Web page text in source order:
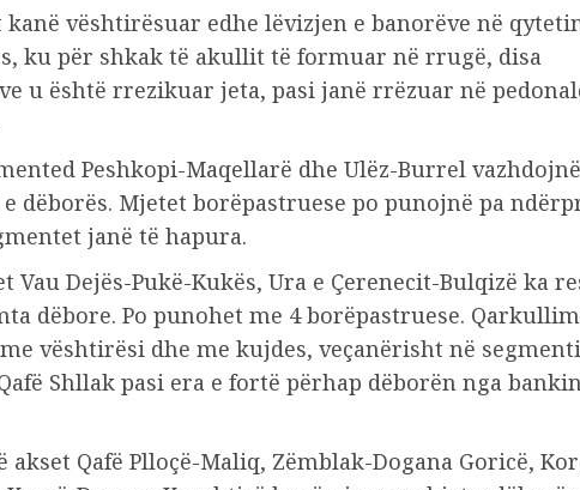
kanë vështirësuar edhe lëvizjen e banorëve në
ku për shkak të akullit të formuar në rrugë, disa
u është rrezikuar jeta, pasi janë rrëzuar në
Peshkopi-Maqellarë dhe Ulëz-Burrel vazhdojnë
dëborës. Mjetet borëpastruese po punojnë pa
janë të hapura.
Vau Dejës-Pukë-Kukës, Ura e Çerenecit-Bulqizë ka
dëbore. Po punohet me 4 borëpastruese.
vështirësi dhe me kujdes, veçanërisht në
Shllak pasi era e fortë përhap dëborën nga
akset Qafë Plloçë-Maliq, Zëmblak-Dogana Goricë,